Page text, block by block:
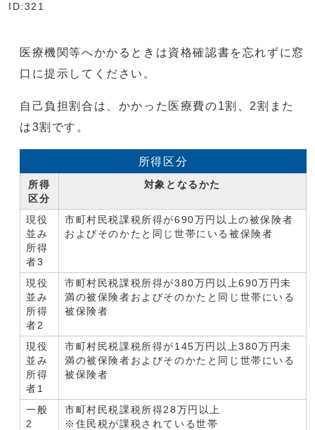
ID:321
医療機関等へかかるときは資格確認書を忘れずに窓
口に提示してください。
自己負担割合は、かかった医療費の1割、2割また
は3割です。
所得区分
所得
区分
対象となるかた
現役
並み
所得
者3
市町村民税課税所得が690万円以上の被保険者
およびそのかたと同じ世帯にいる被保険者
現役
並み
所得
者2
市町村民税課税所得が380万円以上690万円未
満の被保険者およびそのかたと同じ世帯にいる
被保険者
現役
並み
所得
者1
市町村民税課税所得が145万円以上380万円未
満の被保険者およびそのかたと同じ世帯にいる
被保険者
一般
2
市町村民税課税所得28万円以上
※住民税が課税されている世帯